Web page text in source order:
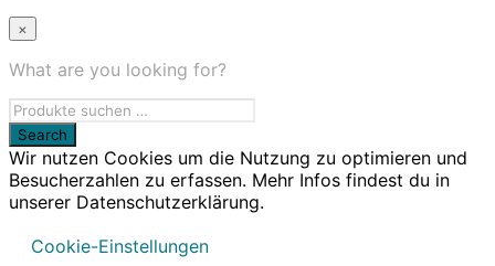
×
What are you looking for?
Wir nutzen Cookies um die Nutzung zu optimieren und
Besucherzahlen zu erfassen. Mehr Infos findest du in
unserer Datenschutzerklärung.
Cookie-Einstellungen